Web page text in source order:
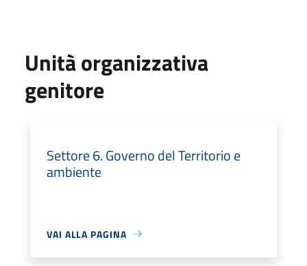
Unità organizzativa
genitore
Settore 6. Governo del Territorio e
ambiente
VAI ALLA PAGINA